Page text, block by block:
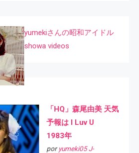
yumekiさんの昭和アイドル
showa videos
「HQ」森尾由美 天気
予報は I Luv U
1983年
por yumeki05 J-